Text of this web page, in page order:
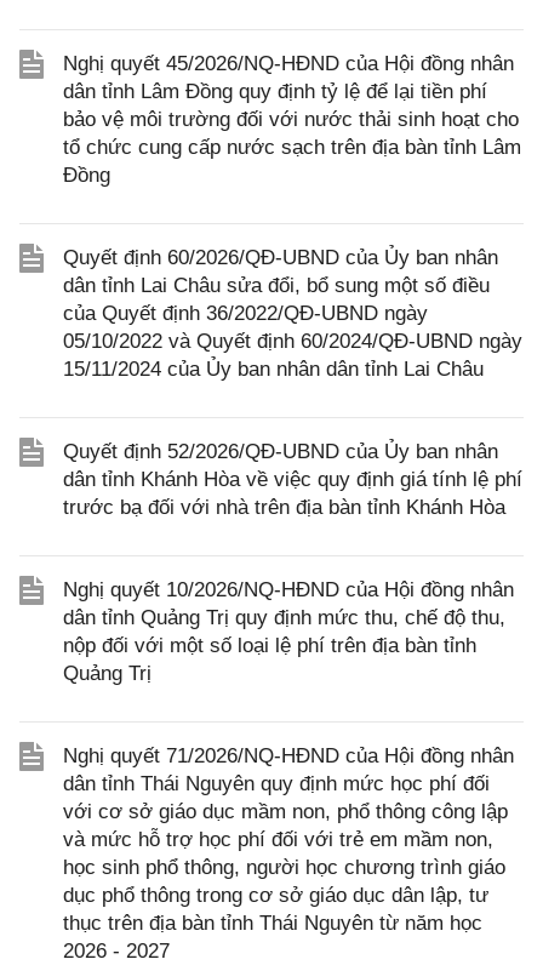
Nghị quyết 45/2026/NQ-HĐND của Hội đồng nhân
dân tỉnh Lâm Đồng quy định tỷ lệ để lại tiền phí
bảo vệ môi trường đối với nước thải sinh hoạt cho
tổ chức cung cấp nước sạch trên địa bàn tỉnh Lâm
Đồng
Quyết định 60/2026/QĐ-UBND của Ủy ban nhân
dân tỉnh Lai Châu sửa đổi, bổ sung một số điều
của Quyết định 36/2022/QĐ-UBND ngày
05/10/2022 và Quyết định 60/2024/QĐ-UBND ngày
15/11/2024 của Ủy ban nhân dân tỉnh Lai Châu
Quyết định 52/2026/QĐ-UBND của Ủy ban nhân
dân tỉnh Khánh Hòa về việc quy định giá tính lệ phí
trước bạ đối với nhà trên địa bàn tỉnh Khánh Hòa
Nghị quyết 10/2026/NQ-HĐND của Hội đồng nhân
dân tỉnh Quảng Trị quy định mức thu, chế độ thu,
nộp đối với một số loại lệ phí trên địa bàn tỉnh
Quảng Trị
Nghị quyết 71/2026/NQ-HĐND của Hội đồng nhân
dân tỉnh Thái Nguyên quy định mức học phí đối
với cơ sở giáo dục mầm non, phổ thông công lập
và mức hỗ trợ học phí đối với trẻ em mầm non,
học sinh phổ thông, người học chương trình giáo
dục phổ thông trong cơ sở giáo dục dân lập, tư
thục trên địa bàn tỉnh Thái Nguyên từ năm học
2026 - 2027